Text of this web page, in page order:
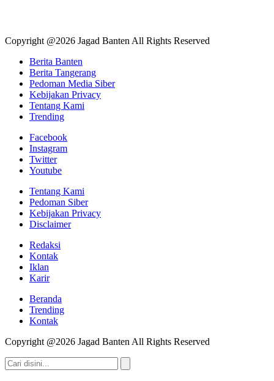
Copyright @2026 Jagad Banten All Rights Reserved
Berita Banten
Berita Tangerang
Pedoman Media Siber
Kebijakan Privacy
Tentang Kami
Trending
Facebook
Instagram
Twitter
Youtube
Tentang Kami
Pedoman Siber
Kebijakan Privacy
Disclaimer
Redaksi
Kontak
Iklan
Karir
Beranda
Trending
Kontak
Copyright @2026 Jagad Banten All Rights Reserved